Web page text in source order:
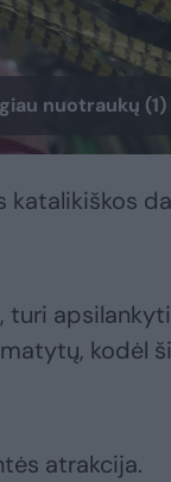
nuotraukų (1)
katalikiškos
turi apsilankyti
kodėl
atrakcija.